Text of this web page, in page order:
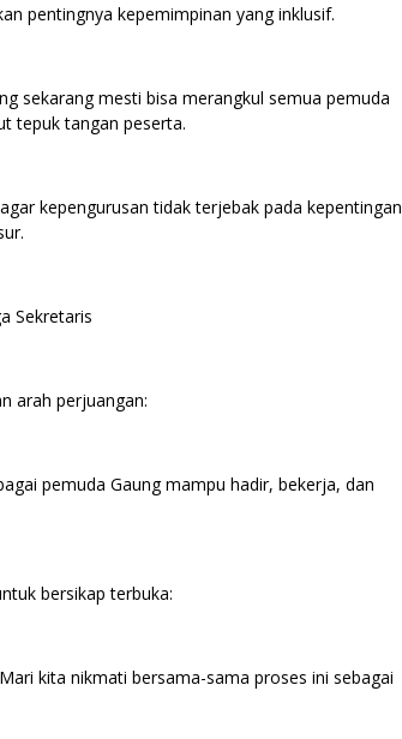
pentingnya kepemimpinan yang inklusif.
sekarang mesti bisa merangkul semua pemuda
tepuk tangan peserta.
kepengurusan tidak terjebak pada kepentingan
Sekretaris
arah perjuangan:
pemuda Gaung mampu hadir, bekerja, dan
bersikap terbuka:
kita nikmati bersama-sama proses ini sebagai